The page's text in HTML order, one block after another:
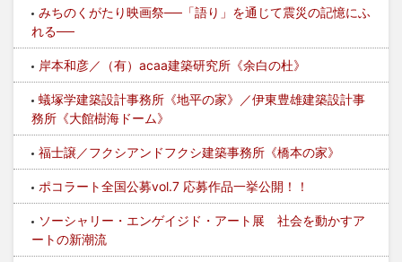
みちのくがたり映画祭──「語り」を通じて震災の記憶にふ
れる──
岸本和彦／（有）acaa建築研究所《余白の杜》
蟻塚学建築設計事務所《地平の家》／伊東豊雄建築設計事
務所《大館樹海ドーム》
福士譲／フクシアンドフクシ建築事務所《橋本の家》
ポコラート全国公募vol.7 応募作品一挙公開！！
ソーシャリー・エンゲイジド・アート展 社会を動かすア
ートの新潮流